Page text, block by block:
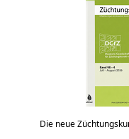
Die neue